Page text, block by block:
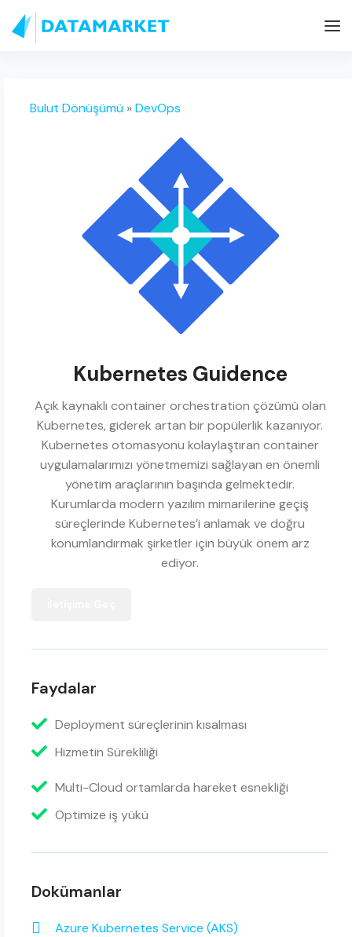
Bulut Dönüşümü »DevOps
Kubernetes Guidence
Açık kaynaklı container orchestration çözümü olan
Kubernetes, giderek artan bir popülerlik kazanıyor.
Kubernetes otomasyonu kolaylaştıran container
uygulamalarımızı yönetmemizi sağlayan en önemli
yönetim araçlarının başında gelmektedir.
Kurumlarda modern yazılım mimarilerine geçiş
süreçlerinde Kubernetes’i anlamak ve doğru
konumlandırmak şirketler için büyük önem arz
ediyor.
Faydalar
Deployment süreçlerinin kısalması
Hizmetin Sürekliliği
Multi-Cloud ortamlarda hareket esnekliği
Optimize iş yükü
Dokümanlar
Azure Kubernetes Service (AKS)